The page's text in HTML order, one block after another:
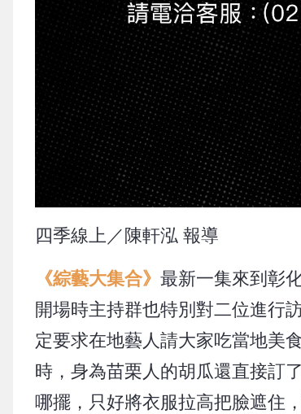
四季線上／陳軒泓 報導
《綜藝大集合》最新一集來到彰
開場時主持群也特別對二位進行
定要求在地藝人請大家吃當地美
時，身為苗栗人的胡瓜還直接訂
哪擺，只好將衣服拉高把臉遮住